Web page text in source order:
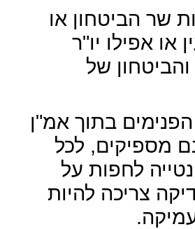
שר הביטחון או
או אפילו יו"ר
של
בתוך אמ"ן
מספיקים, לכל
לחפות על
צריכה להיות